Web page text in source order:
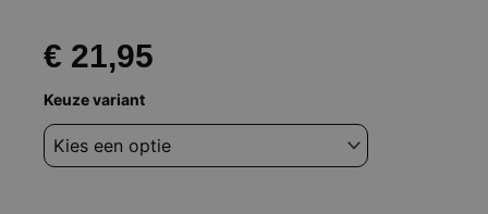
€ 21,95
Keuze variant
Afstandsbediening
Bluestar
2200-
enroblue